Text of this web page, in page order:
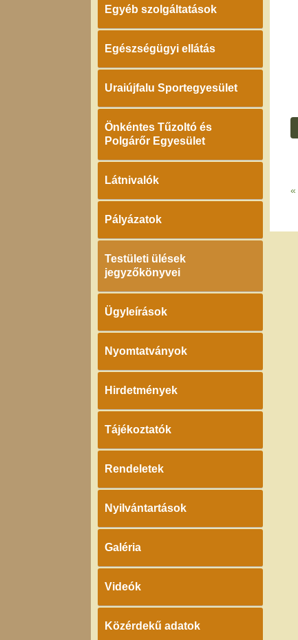
Egyéb szolgáltatások
Egészségügyi ellátás
Uraiújfalu Sportegyesület
Önkéntes Tűzoltó és
Polgárőr Egyesület
Látnivalók
Pályázatok
Testületi ülések
jegyzőkönyvei
Ügyleírások
Nyomtatványok
Hirdetmények
Tájékoztatók
Rendeletek
Nyilvántartások
Galéria
Videók
Közérdekű adatok
«